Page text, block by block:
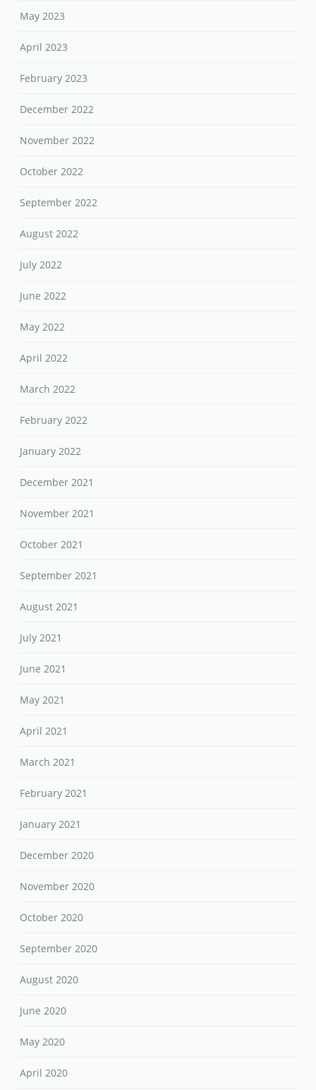
May 2023
April 2023
February 2023
December 2022
November 2022
October 2022
September 2022
August 2022
July 2022
June 2022
May 2022
April 2022
March 2022
February 2022
January 2022
December 2021
November 2021
October 2021
September 2021
August 2021
July 2021
June 2021
May 2021
April 2021
March 2021
February 2021
January 2021
December 2020
November 2020
October 2020
September 2020
August 2020
June 2020
May 2020
April 2020